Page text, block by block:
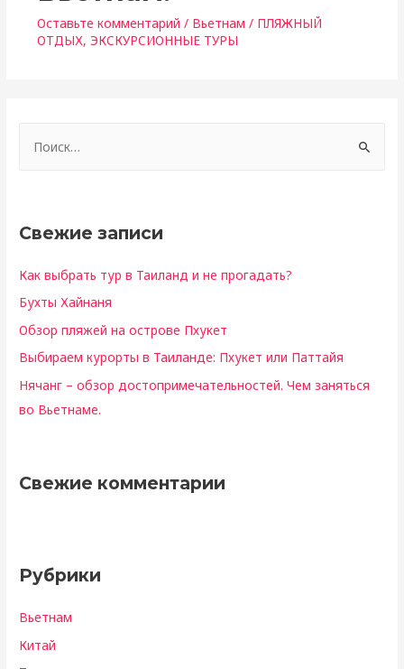
Оставьте комментарий / Вьетнам / ПЛЯЖНЫЙ
ОТДЫХ,ЭКСКУРСИОННЫЕ ТУРЫ
и
Свежие записи
Как выбрать тур в Таиланд и не прогадать?
Бухты Хайнаня
Обзор пляжей на острове Пхукет
Выбираем курорты в Таиланде: Пхукет или Паттайя
Нячанг – обзор достопримечательностей. Чем заняться
во Вьетнаме.
Свежие комментарии
Рубрики
Вьетнам
Китай